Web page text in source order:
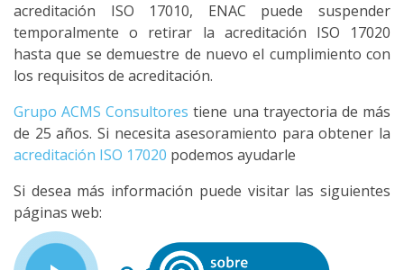
acreditación ISO 17010, ENAC puede suspender
temporalmente o retirar la acreditación ISO 17020
hasta que se demuestre de nuevo el cumplimiento con
los requisitos de acreditación.
Grupo ACMS Consultores tiene una trayectoria de más
de 25 años. Si necesita asesoramiento para obtener la
acreditación ISO 17020 podemos ayudarle
Si desea más información puede visitar las siguientes
páginas web: